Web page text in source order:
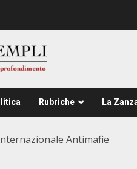
Rubriche La
Antimafie